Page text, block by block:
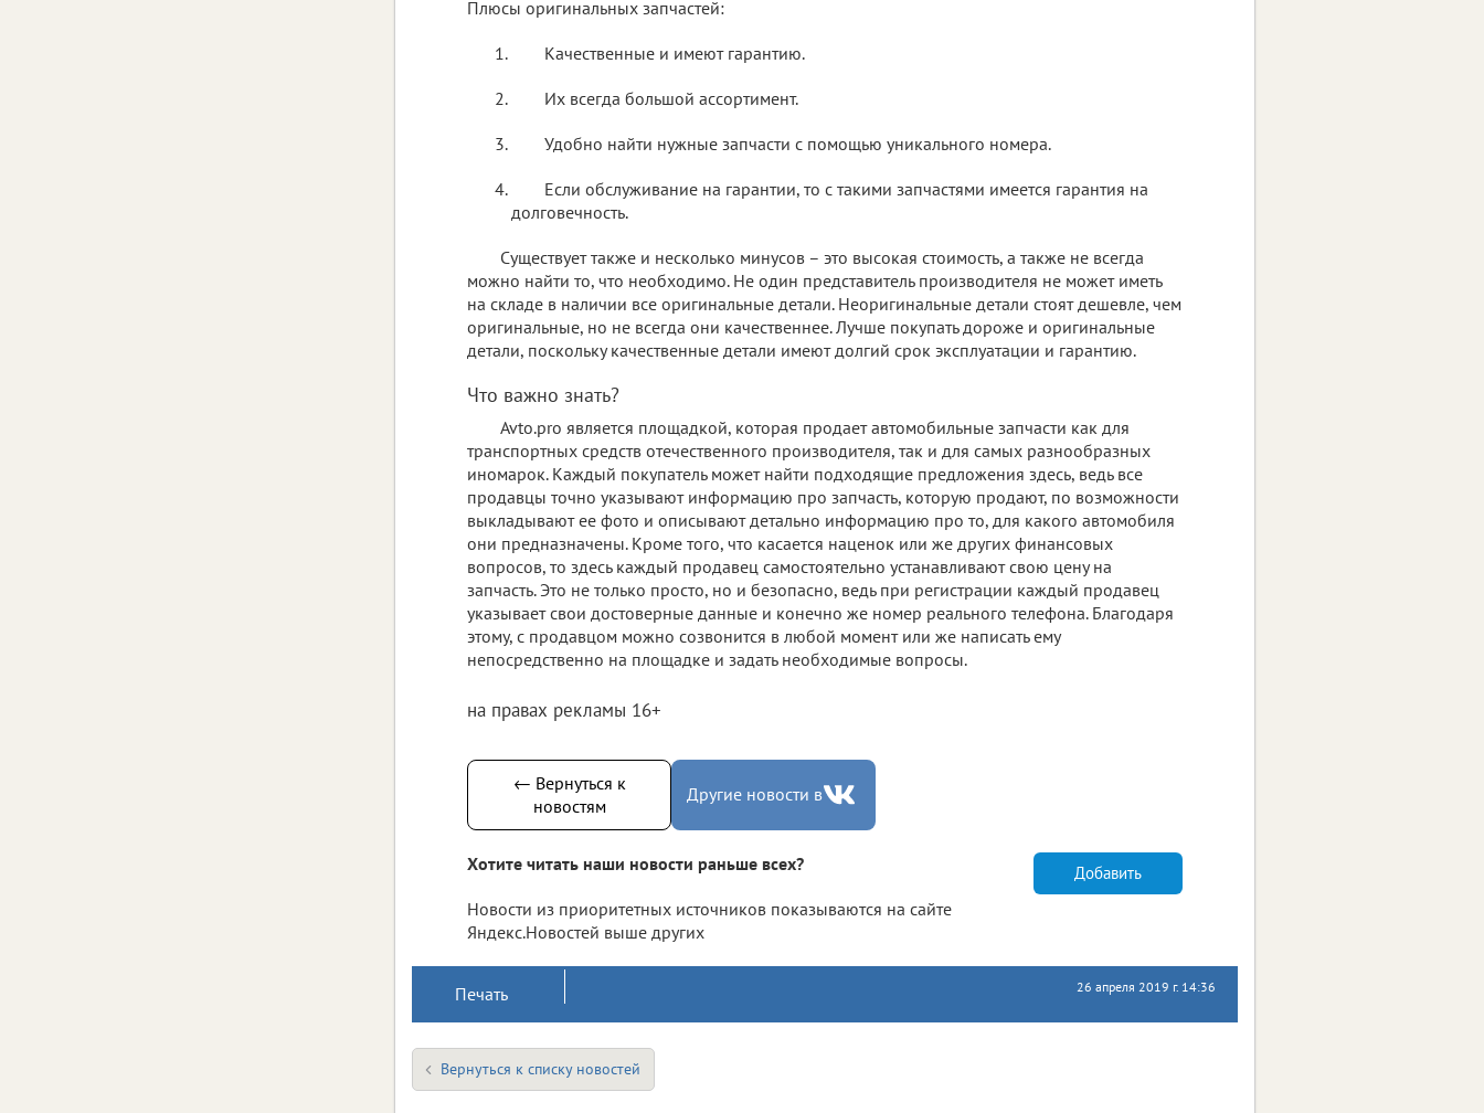
Плюсы оригинальных запчастей:
Качественные и имеют гарантию.
Их всегда большой ассортимент.
Удобно найти нужные запчасти с помощью уникального номера.
Если обслуживание на гарантии, то с такими запчастями имеется гарантия на
долговечность.
Существует также и несколько минусов – это высокая стоимость, а также не всегда
можно найти то, что необходимо. Не один представитель производителя не может иметь
на складе в наличии все оригинальные детали. Неоригинальные детали стоят дешевле, чем
оригинальные, но не всегда они качественнее. Лучше покупать дороже и оригинальные
детали, поскольку качественные детали имеют долгий срок эксплуатации и гарантию.
Что важно знать?
Avto.pro является площадкой, которая продает автомобильные запчасти как для
транспортных средств отечественного производителя, так и для самых разнообразных
иномарок. Каждый покупатель может найти подходящие предложения здесь, ведь все
продавцы точно указывают информацию про запчасть, которую продают, по возможности
выкладывают ее фото и описывают детально информацию про то, для какого автомобиля
они предназначены. Кроме того, что касается наценок или же других финансовых
вопросов, то здесь каждый продавец самостоятельно устанавливают свою цену на
запчасть. Это не только просто, но и безопасно, ведь при регистрации каждый продавец
указывает свои достоверные данные и конечно же номер реального телефона. Благодаря
этому, с продавцом можно созвонится в любой момент или же написать ему
непосредственно на площадке и задать необходимые вопросы.
на правах рекламы 16+
← Вернуться к
новостям
Другие новости в
Хотите читать наши новости раньше всех?
Новости из приоритетных источников показываются на сайте
Яндекс.Новостей выше других
Добавить
Печать 26 апреля 2019 г. 14:36
Вернуться к списку новостей